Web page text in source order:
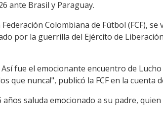
ante Brasil y Paraguay.
Colombiana de Fútbol (FCF),
por la guerrilla del Ejército de
fue el emocionante encuentro de
que nunca!", publicó la FCF en la cuenta
saluda emocionado a su padre,